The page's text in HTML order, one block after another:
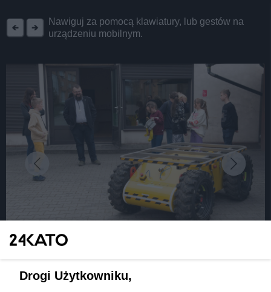
Nawiguj za pomocą klawiatury, lub gestów na
urządzeniu mobilnym.
przeznaczy ponad 13 mln zł na projekty
Drogi Użytkowniku,